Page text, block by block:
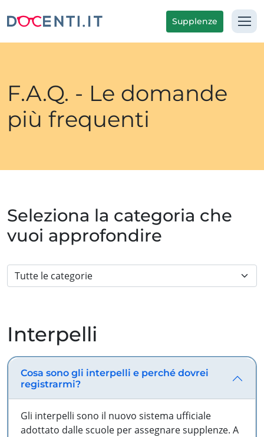
Supplenze
F.A.Q. - Le domande
più frequenti
Seleziona la categoria che
vuoi approfondire
Interpelli
Cosa sono gli interpelli e perché dovrei
registrarmi?
Gli interpelli sono il nuovo sistema ufficiale
adottato dalle scuole per assegnare supplenze. A